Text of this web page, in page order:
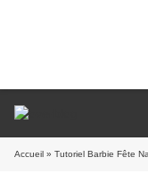
Accueil » Tutoriel Barbie Fête